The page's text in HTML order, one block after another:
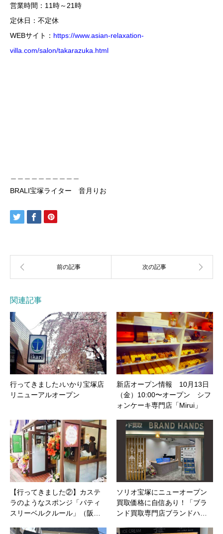
営業時間：11時～21時
定休日：不定休
WEBサイト： https://www.asian-relaxation-
villa.com/salon/takarazuka.html
BRALI宝塚ライター 音月りお
関連記事
行ってきました♪いかり宝塚店
リニューアルオープン
新店オープン情報 10月13日
（金）10:00〜オープン シフ
ォンケーキ専門店「Mirui」
【行ってきました②】カステ
ラのようなスポンジ「パティ
スリーベルクルール」（阪…
ソリオ宝塚にニューオープン
買取価格に自信あり！「ブラ
ンド買取専門店ブランドハ…